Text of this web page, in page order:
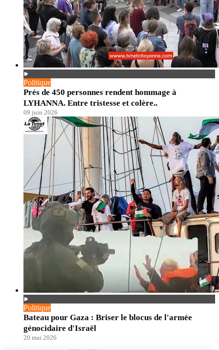
Politique
Prés de 450 personnes rendent hommage à
LYHANNA. Entre tristesse et colère..
09 juin 2026
Politique
Bateau pour Gaza : Briser le blocus de l'armée
génocidaire d'Israël
20 mai 2026